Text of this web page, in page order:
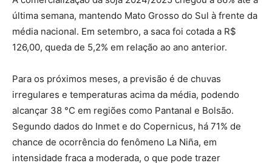
última semana, mantendo Mato Grosso do Sul à frente da
média nacional. Em setembro, a saca foi cotada a R$
126,00, queda de 5,2% em relação ao ano anterior.
Para os próximos meses, a previsão é de chuvas
irregulares e temperaturas acima da média, podendo
alcançar 38 °C em regiões como Pantanal e Bolsão.
Segundo dados do Inmet e do Copernicus, há 71% de
chance de ocorrência do fenômeno La Niña, em
intensidade fraca a moderada, o que pode trazer